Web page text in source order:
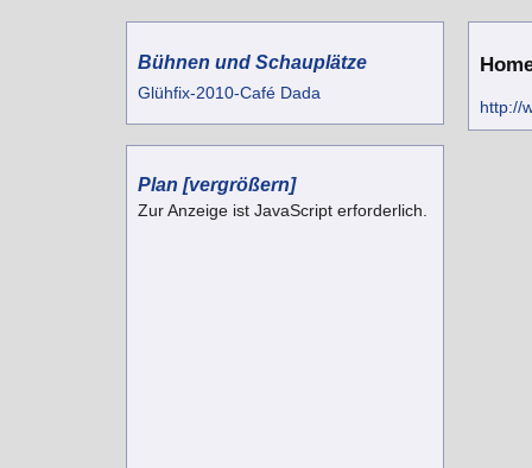
Bühnen und Schauplätze
Glühfix-2010-Café Dada
Plan[vergrößern]
Zur Anzeige ist JavaScript erforderlich.
http://